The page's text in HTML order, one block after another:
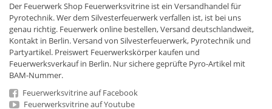
Der Feuerwerk Shop Feuerwerksvitrine ist ein Versandhandelfür
Pyrotechnik. Wer dem Silvesterfeuerwerk verfallen ist, ist bei uns
genau richtig. Feuerwerk online bestellen,Versand deutschlandweit,
Kontakt in Berlin. Versand von Silvesterfeuerwerk, Pyrotechnik und
Partyartikel. Preiswert Feuerwerkskörper kaufen und
Feuerwerksverkauf in Berlin. Nur sichere geprüfte Pyro-Artikel mit
BAM-Nummer.
Feuerwerksvitrine auf Facebook
Feuerwerksvitrine auf Youtube